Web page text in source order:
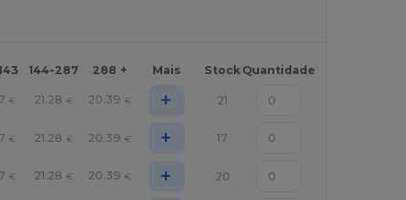
144-287 288 + Mais Stock Quantidade
€ 21.28 € 20.39 € + 21
€ 21.28 € 20.39 € + 17
€ 21.28 € 20.39 € + 20